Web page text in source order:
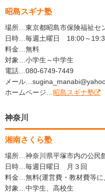
昭島スギナ塾
場所…東京都昭島市保険福祉セ
日時…毎週土曜日 18:00～
料金…無料
対象…小学生～中学生
電話…080-6749-7449
メール
ホームページ… 昭島スギナ塾
神奈川
湘南さくら塾
場所…神奈川県平塚市内の公民
日時…毎週日曜日 月３回
料金…無料(運営費・教材費等に
対象…中学生、高校生